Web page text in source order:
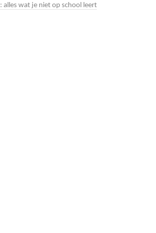
alles wat je niet op school leert